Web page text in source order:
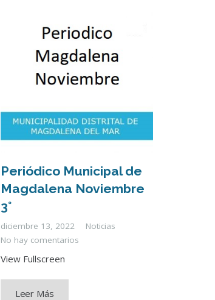
Periódico Municipal de
Magdalena Noviembre
3°
diciembre 13, 2022
Noticias
No hay comentarios
View Fullscreen
Leer Más